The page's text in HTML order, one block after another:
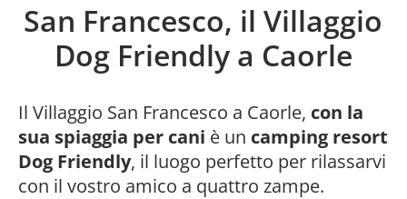
San Francesco, il Villaggio
Dog Friendly a Caorle
Il Villaggio San Francesco a Caorle, con la
sua spiaggia per cani è un camping resort
Dog Friendly, il luogo perfetto per rilassarvi
con il vostro amico a quattro zampe.